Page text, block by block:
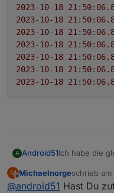
2023-10-18 21 : 50:
2023-10-18 21 : 50:
2023-10-18 21 : 50:
2023-10-18 21 : 50:
2023-10-18 21 : 50:
2023-10-18 21 : 50:
2023-10-18 21 : 50:
A Android51Ich habe die
023-10-18
2023-10-
M
Offline
Michaelnorgeschrieb am
zuletzt
@android51 Hast Du